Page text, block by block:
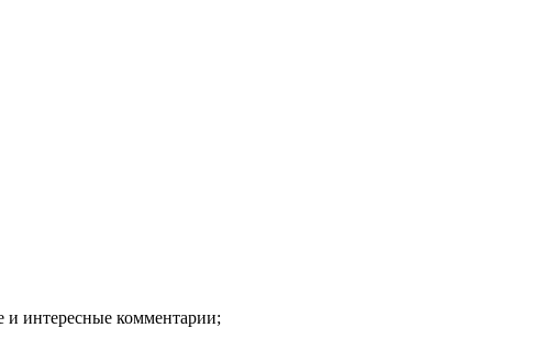
и интересные комментарии;